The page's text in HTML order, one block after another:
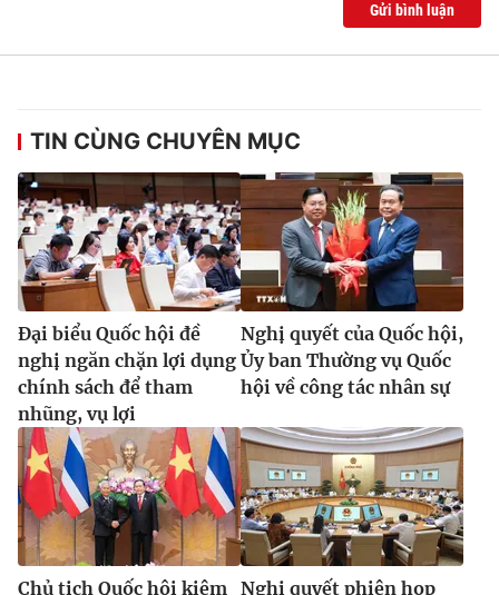
Gửi bình luận
TIN CÙNG CHUYÊN MỤC
Đại biểu Quốc hội đề
nghị ngăn chặn lợi dụng
chính sách để tham
nhũng, vụ lợi
Nghị quyết của Quốc hội,
Ủy ban Thường vụ Quốc
hội về công tác nhân sự
Chủ tịch Quốc hội kiêm Nghị quyết phiên họp